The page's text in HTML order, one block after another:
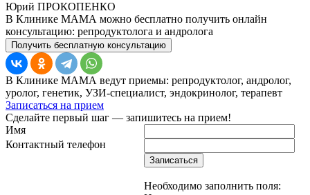
Юрий ПРОКОПЕНКО
В Клинике МАМА можно бесплатно получить онлайн
консультацию: репродуктолога и андролога
Получить бесплатную консультацию
В Клинике МАМА ведут приемы: репродуктолог, андролог,
уролог, генетик, УЗИ-специалист, эндокринолог, терапевт
Записаться на прием
Сделайте первый шаг — запишитесь на прием!
Имя
Контактный телефон
Записаться
Необходимо заполнить поля: